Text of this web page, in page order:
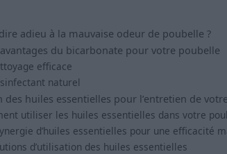
adieu à la mauvaise odeur de poubelle ?
du bicarbonate pour votre poubelle
efficace
naturel
des huiles essentielles pour l’entretien de
utiliser les huiles essentielles dans votre
d’huiles essentielles pour une efficacité
d’utilisation des huiles essentielles